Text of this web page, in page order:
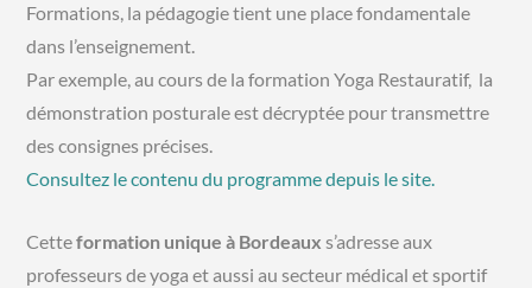
Formations, la pédagogie tient une place fondamentale
dans l’enseignement.
Par exemple, au cours de la formation Yoga Restauratif, la
démonstration posturale est décryptée pour transmettre
des consignes précises.
Consultez le contenu du programme depuis le site.
Cetteformation unique à Bordeaux s’adresse aux
professeurs de yoga et aussi au secteur médical et sportif